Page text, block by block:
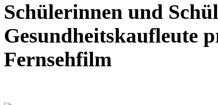
Schülerinnen und
Gesundheitskaufleute
Fernsehfilm